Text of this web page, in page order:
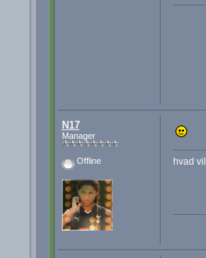
N17
Manager
Offline hvad